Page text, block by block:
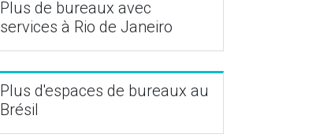
Plus de bureaux avec
services à Rio de Janeiro
Plus d'espaces de bureaux au
Brésil